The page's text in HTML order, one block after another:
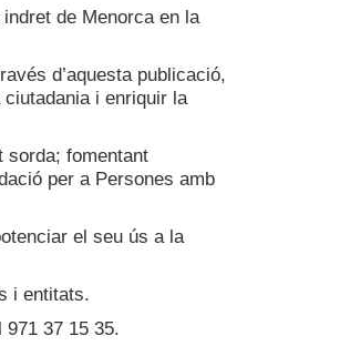
de Menorca en la
d’aquesta publicació,
i enriquir la
sorda; fomentant
per a Persones amb
el seu ús a la
i entitats.
971 37 15 35.